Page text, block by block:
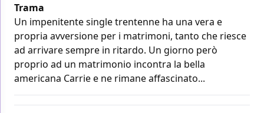
Trama
Un impenitente single trentenne ha una vera e
propria avversione per i matrimoni, tanto che riesce
ad arrivare sempre in ritardo. Un giorno però
proprio ad un matrimonio incontra la bella
americana Carrie e ne rimane affascinato...